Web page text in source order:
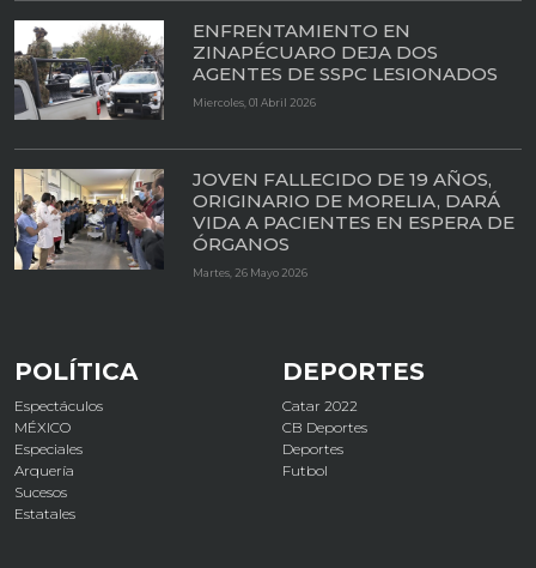
ENFRENTAMIENTO EN
ZINAPÉCUARO DEJA DOS
AGENTES DE SSPC LESIONADOS
Miercoles, 01 Abril 2026
JOVEN FALLECIDO DE 19 AÑOS,
ORIGINARIO DE MORELIA, DARÁ
VIDA A PACIENTES EN ESPERA DE
ÓRGANOS
Martes, 26 Mayo 2026
POLÍTICA
Espectáculos
MÉXICO
Especiales
Arquería
Sucesos
Estatales
DEPORTES
Catar 2022
CB Deportes
Deportes
Futbol